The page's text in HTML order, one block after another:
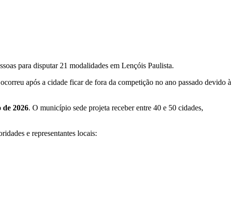
para disputar 21 modalidades em Lençóis Paulista.
após a cidade ficar de fora da competição no ano passado devido à
de 2026. O município sede projeta receber entre 40 e 50 cidades,
e representantes locais: